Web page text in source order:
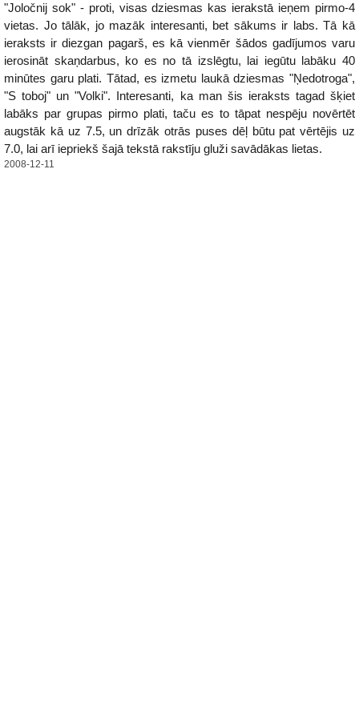
"Joločnij sok" - proti, visas dziesmas kas ierakstā ieņem pirmo-4
vietas. Jo tālāk, jo mazāk interesanti, bet sākums ir labs. Tā kā
ieraksts ir diezgan pagarš, es kā vienmēr šādos gadījumos varu
ierosināt skaņdarbus, ko es no tā izslēgtu, lai iegūtu labāku 40
minūtes garu plati. Tātad, es izmetu laukā dziesmas "Ņedotroga",
"S toboj" un "Volki". Interesanti, ka man šis ieraksts tagad šķiet
labāks par grupas pirmo plati, taču es to tāpat nespēju novērtēt
augstāk kā uz 7.5, un drīzāk otrās puses dēļ būtu pat vērtējis uz
7.0, lai arī iepriekš šajā tekstā rakstīju gluži savādākas lietas.
2008-12-11